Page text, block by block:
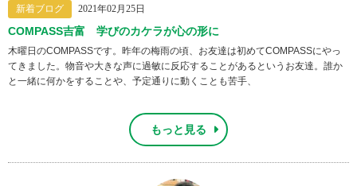
新着ブログ 2021年02月25日
COMPASS吉富 学びのカケラが心の形に
木曜日のCOMPASSです。昨年の梅雨の頃、お友達は初めてCOMPASSにやっ
てきました。物音や大きな声に過敏に反応することがあるというお友達。誰か
と一緒に何かをすることや、予定通りに動くことも苦手、
もっと見る